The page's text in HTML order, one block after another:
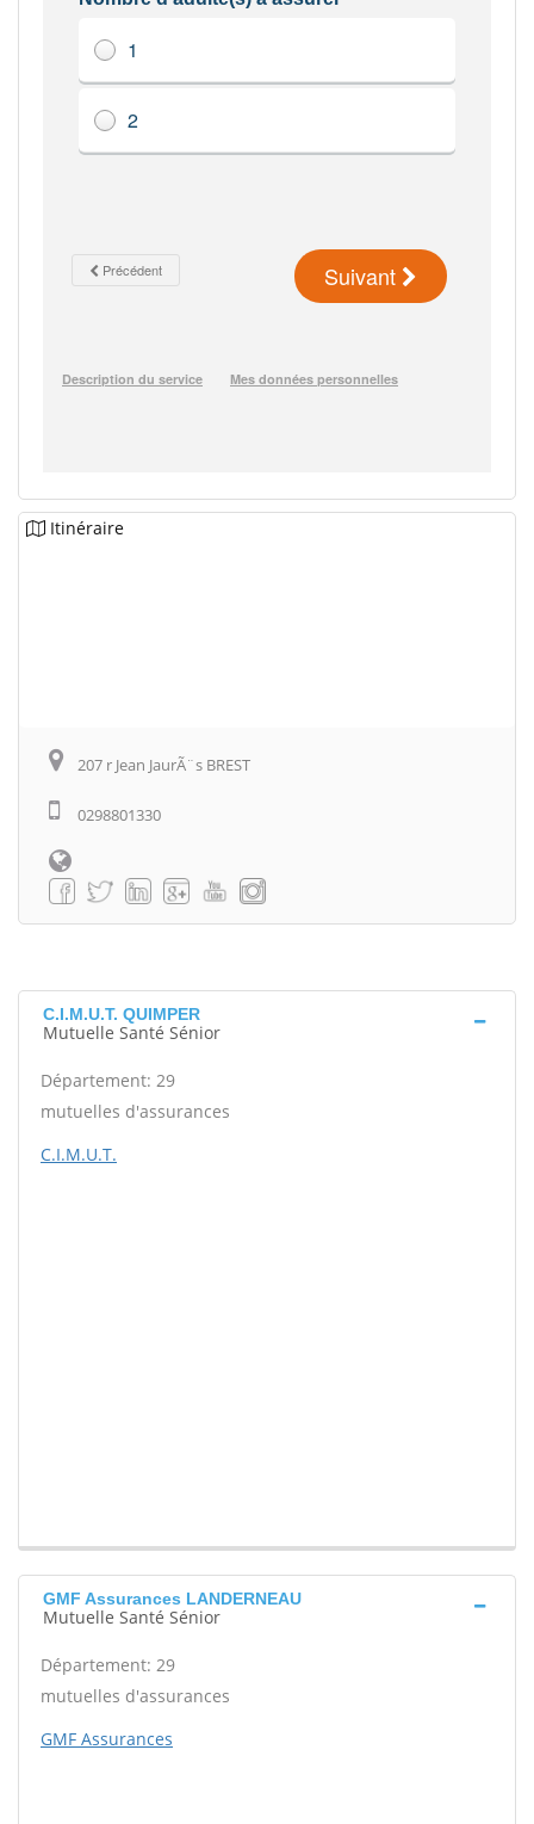
Itinéraire
207 r Jean JaurÃ¨s BREST
0298801330
C.I.M.U.T. QUIMPER
Mutuelle Santé Sénior
Département: 29
mutuelles d'assurances
C.I.M.U.T.
GMF Assurances LANDERNEAU
Mutuelle Santé Sénior
Département: 29
mutuelles d'assurances
GMF Assurances